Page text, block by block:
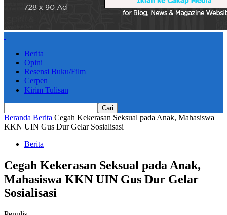
Berita
Opini
Resensi Buku/Film
Cerpen
Kirim Tulisan
Beranda Berita Cegah Kekerasan Seksual pada Anak, Mahasiswa
KKN UIN Gus Dur Gelar Sosialisasi
Berita
Cegah Kekerasan Seksual pada Anak,
Mahasiswa KKN UIN Gus Dur Gelar
Sosialisasi